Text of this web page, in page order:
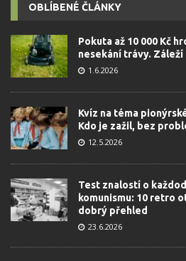
OBLÍBENÉ ČLÁNKY
Pokuta až 10 000 Kč
nesekání trávy.
1.6.2026
Kvíz na téma
Kdo je zažil, bez
12.5.2026
Test znalostí o
komunismu: 10 retro
dobrý přehled
23.6.2026